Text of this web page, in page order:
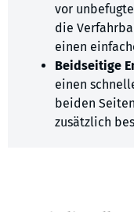
vor
die
einen
Beidseitige
einen
beiden
zusätzlich